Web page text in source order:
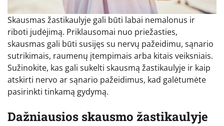
Skausmas žastikaulyje gali būti labai nemalonus ir
riboti judėjimą. Priklausomai nuo priežasties,
skausmas gali būti susijęs su nervų pažeidimu, sąnario
sutrikimais, raumenų įtempimais arba kitais veiksniais.
Sužinokite, kas gali sukelti skausmą žastikaulyje ir kaip
atskirti nervo ar sąnario pažeidimus, kad galėtumėte
pasirinkti tinkamą gydymą.
Dažniausios skausmo žastikaulyje